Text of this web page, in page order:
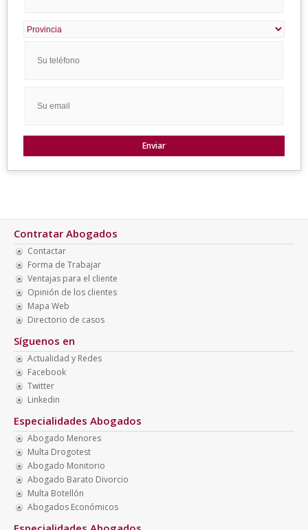
Contratar Abogados
Contactar
Forma de Trabajar
Ventajas para el cliente
Opinión de los clientes
Mapa Web
Directorio de casos
Síguenos en
Actualidad y Redes
Facebook
Twitter
Linkedin
Especialidades Abogados
Abogado Menores
Multa Drogotest
Abogado Monitorio
Abogado Barato Divorcio
Multa Botellón
Abogados Económicos